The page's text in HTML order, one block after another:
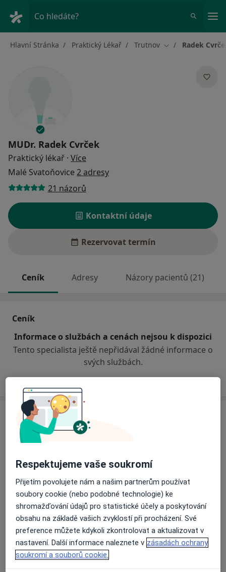
Co hledáte?
Hlavní Stránka Praktický Lékař Trutnov Změna města
Radek
MUDr. Radek Cvrček
Praktický lékař · Více
Malé Svatoňovice 2 adresy
21 názorů
Kontaktní údaje
Rezervovat termín
Ceník Adresy Názory pacientů (21)
Ceník
Informace o službách a cenách nejsou k dispozici
Tento specialista ještě nepřidával žádné informace o
svých službách.
Adresy (2)
Adresa 1
Praktický lékař pro dospělé
nám. K. Čapka 147, Malé Svatoňovice 54234
Přiblížit mapuse otevře v nové záložce
Dostupnost
Na této adrese online kalendář není aktivní
Respektujeme vaše soukromí
Přijetím povolujete nám a našim partnerům používat
soubory cookie (nebo podobné technologie) ke
shromažďování údajů pro statistické účely a poskytování
obsahu na základě vašich zvyklostí při procházení. Své
preference můžete kdykoli zkontrolovat a aktualizovat v
nastavení. Další informace naleznete v zásadách ochrany
soukromí a souborů cookie.